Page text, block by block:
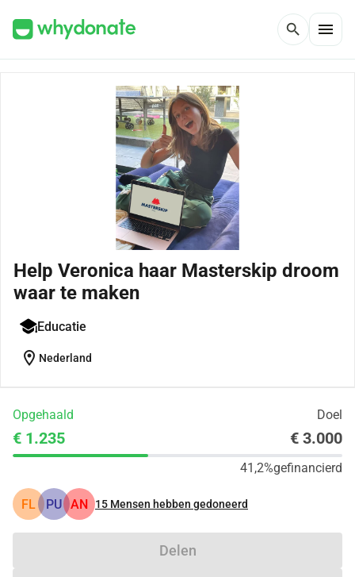
search menu
Help Veronica haar Masterskip droom
waar te maken
Educatie
location_on Nederland
Opgehaald Doel
€ 1.235 € 3.000
41,2%gefinancierd
FL PU AN 15 Mensen hebben gedoneerd
Delen